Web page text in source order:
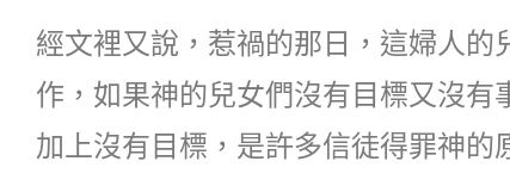
經文裡又說，惹禍的那日，這婦人
作，如果神的兒女們沒有目標又沒
加上沒有目標，是許多信徒得罪神的